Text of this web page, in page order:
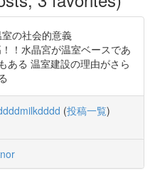
の社会的意義
！水晶宮が温室ベースであ
ある 温室建設の理由がさら
(投稿一覧)